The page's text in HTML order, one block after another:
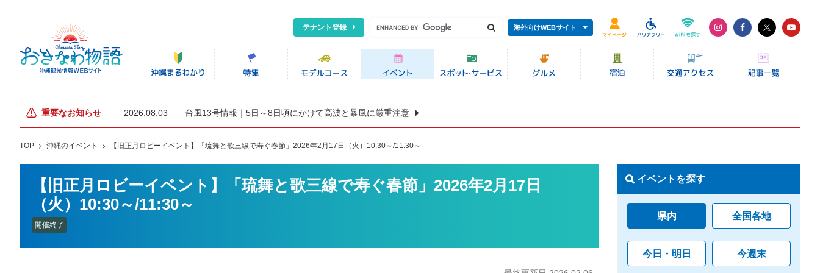
テナント登録 海外向けWEBサイト
重要なお知らせ 2026.08.03 台風13号情報｜5日～8日頃にかけて高波と暴風に厳重注意
TOP 沖縄のイベント 【旧正月ロビーイベント】「琉舞と歌三線で寿ぐ春節」2026年2月17日（火）10:30～/11:30～
【旧正月ロビーイベント】「琉舞と歌三線で寿ぐ春節」2026年2月17日
（火）10:30～/11:30～
開催終了
イベントを探す
県内 全国各地
今日・明日 今週末